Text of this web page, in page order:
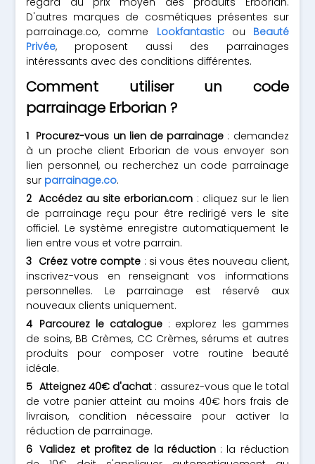
D'autres marques de cosmétiques présentes sur
parrainage.co, comme Lookfantasticou Beauté
Privée, proposent aussi des parrainages
intéressants avec des conditions différentes.
Comment utiliser un code
parrainage Erborian ?
Procurez-vous un lien de parrainage : demandez
à un proche client Erborian de vous envoyer son
lien personnel, ou recherchez un code parrainage
sur parrainage.co.
Accédez au site erborian.com : cliquez sur le lien
de parrainage reçu pour être redirigé vers le site
officiel. Le système enregistre automatiquement le
lien entre vous et votre parrain.
Créez votre compte : si vous êtes nouveau client,
inscrivez-vous en renseignant vos informations
personnelles. Le parrainage est réservé aux
nouveaux clients uniquement.
Parcourez le catalogue: explorez les gammes
de soins, BB Crèmes, CC Crèmes, sérums et autres
produits pour composer votre routine beauté
idéale.
Atteignez 40€ d'achat : assurez-vous que le total
de votre panier atteint au moins 40€ hors frais de
livraison, condition nécessaire pour activer la
réduction de parrainage.
Validez et profitez de la réduction: la réduction